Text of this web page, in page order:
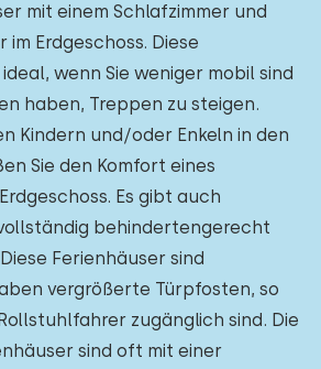
mit einem Schlafzimmer und
im Erdgeschoss. Diese
wenn Sie weniger mobil sind
haben, Treppen zu steigen.
Kindern und/oder Enkeln in den
Sie den Komfort eines
Es gibt auch
behindertengerecht
Ferienhäuser sind
vergrößerte Türpfosten, so
zugänglich sind. Die
sind oft mit einer